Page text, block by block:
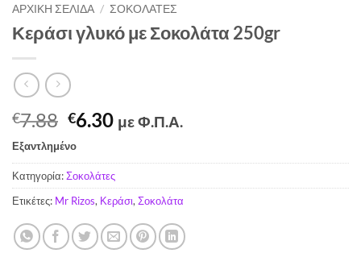
ΑΡΧΙΚΉ ΣΕΛΊΔΑ / ΣΟΚΟΛΆΤΕΣ
Κεράσι γλυκό με Σοκολάτα 250gr
€7.88 Original
price
was:
€7.88.
€6.30Η
τρέχουσα
τιμή
είναι:
€6.30.
με Φ.Π.Α.
Εξαντλημένο
Κατηγορία:Σοκολάτες
Ετικέτες: Mr Rizos, Κεράσι, Σοκολάτα